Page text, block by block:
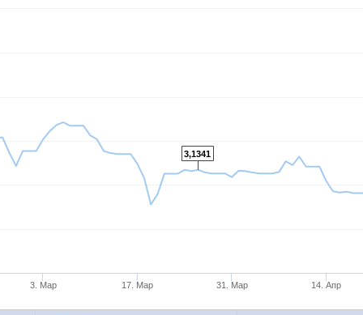
3,1341
3. Мар 17. Мар 31. Мар 14. Апр